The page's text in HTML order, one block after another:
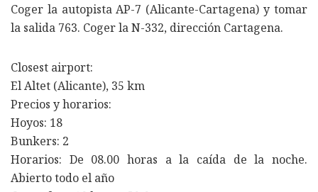
Coger la autopista AP-7 (Alicante-Cartagena) y tomar
la salida 763. Coger la N-332, dirección Cartagena.
Closest airport:
El Altet (Alicante), 35 km
Precios y horarios:
Hoyos: 18
Bunkers: 2
Horarios: De 08.00 horas a la caída de la noche.
Abierto todo el año